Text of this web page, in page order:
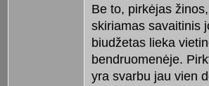
Be to, pirkėjas
skiriamas savaitinis
biudžetas lieka
bendruomenėje.
yra svarbu jau vien